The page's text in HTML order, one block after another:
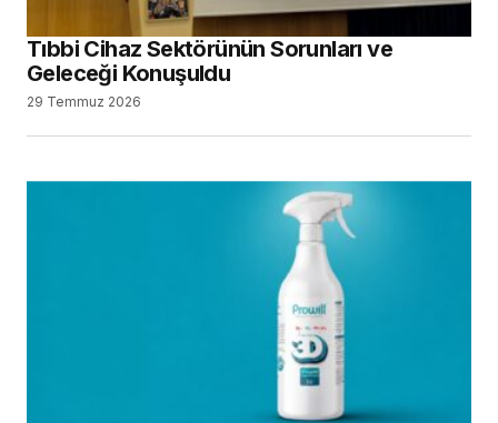
Tıbbi Cihaz Sektörünün Sorunları ve
Geleceği Konuşuldu
29 Temmuz 2026